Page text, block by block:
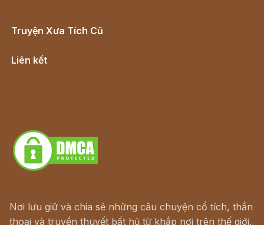
Truyện Xưa Tích Cũ
Liên kết
Nơi lưu giữ và chia sẻ những câu chuyện cổ tích, thần
thoại và truyền thuyết bất hủ từ khắp nơi trên thế giới.